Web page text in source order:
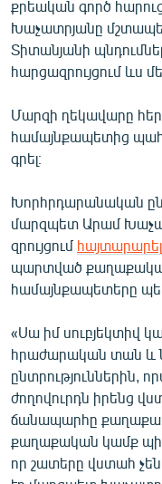
քրեական գործ
Խաչատրյանը
Տիտանյանի
հարցազրույցում ևս
Մարզի ղեկավարը
համայնքապետից
գրել։
Խորհրդարանական
մարզպետ Արամ
զրույցում հայտարարել
պարտված
համայնքապետերը
«Սա իմ սուբյեկտիվ
հրաժարական տան և
ընտրություններին,
ժողովուրդն իրենց
ճանապարհը
քաղաքական կամք
որ շատերը վստահ